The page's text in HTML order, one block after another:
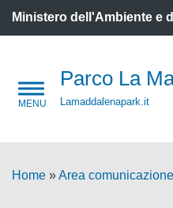
Ministero dell'Ambiente e
Parco La
Lamaddalenapark.it
Home »Area comunicazione